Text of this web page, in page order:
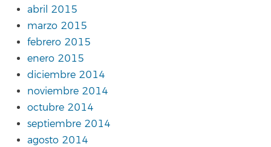
abril 2015
marzo 2015
febrero 2015
enero 2015
diciembre 2014
noviembre 2014
octubre 2014
septiembre 2014
agosto 2014